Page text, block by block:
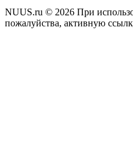
NUUS.ru © 2026 При
пожалуйства, активную